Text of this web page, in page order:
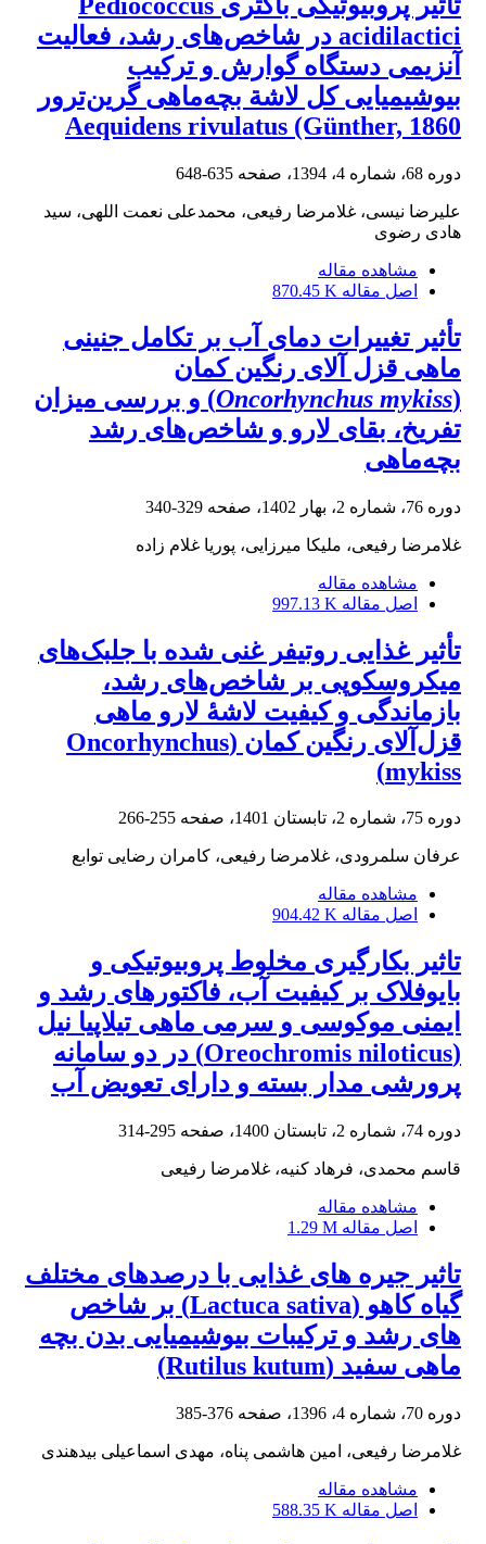
acidilactici در شاخص‌های رشد، فعالیت
آنزیمی دستگاه گوارش و ترکیب
بیوشیمیایی کل لاشة بچه‌ماهی گرین‌ترور
Aequidens rivulatus (Günther, 1860
دوره 68، شماره 4، 1394، صفحه 635-648
علیرضا نیسی، غلامرضا رفیعی، محمدعلی نعمت اللهی، سید
هادی رضوی
مشاهده مقاله
اصل مقاله 870.45 K
تأثیر تغییرات دمای آب بر تکامل جنینی
ماهی قزل آلای رنگین کمان
(
Oncorhynchus mykiss) و بررسی میزان
تفریخ، بقای لارو و شاخص‌های رشد
بچه‌ماهی
دوره 76، شماره 2، بهار 1402، صفحه 329-340
غلامرضا رفیعی، ملیکا میرزایی، پوریا غلام زاده
مشاهده مقاله
اصل مقاله 997.13 K
تأثیر غذایی روتیفر غنی شده با جلبک‌های
میکروسکوپی بر شاخص‌های رشد،
بازماندگی و کیفیت لاشۀ لارو ماهی
قزل‌آلای رنگین کمان (Oncorhynchus
mykiss)
دوره 75، شماره 2، تابستان 1401، صفحه 255-266
عرفان سلمرودی، غلامرضا رفیعی، کامران رضایی توابع
مشاهده مقاله
اصل مقاله 904.42 K
تاثیر بکارگیری مخلوط پروبیوتیکی و
بایوفلاک بر کیفیت آب، فاکتورهای رشد و
ایمنی موکوسی و سرمی ماهی تیلاپیا نیل
(Oreochromis niloticus) در دو سامانه
پرورشی مدار بسته و دارای تعویض آب
دوره 74، شماره 2، تابستان 1400، صفحه 295-314
قاسم محمدی، فرهاد کنیه، غلامرضا رفیعی
مشاهده مقاله
اصل مقاله 1.29 M
تاثیر جیره های غذایی با درصدهای مختلف
گیاه کاهو (Lactuca sativa) بر شاخص
های رشد و ترکیبات بیوشیمیایی بدن بچه
ماهی سفید (Rutilus kutum)
دوره 70، شماره 4، 1396، صفحه 376-385
غلامرضا رفیعی، امین هاشمی پناه، مهدی اسماعیلی بیدهندی
مشاهده مقاله
اصل مقاله 588.35 K